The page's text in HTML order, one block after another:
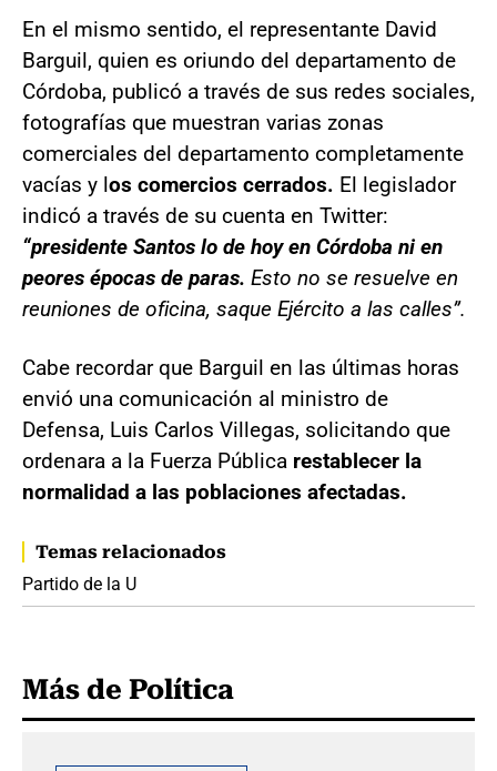
En el mismo sentido, el representante David
Barguil, quien es oriundo del departamento de
Córdoba, publicó a través de sus redes sociales,
fotografías que muestran varias zonas
comerciales del departamento completamente
vacías y los comercios cerrados. El legislador
indicó a través de su cuenta en Twitter:
“presidente Santos lo de hoy en Córdoba ni en
peores épocas de paras. Esto no se resuelve en
reuniones de oficina, saque Ejército a las calles”.
Cabe recordar que Barguil en las últimas horas
envió una comunicación al ministro de
Defensa, Luis Carlos Villegas, solicitando que
ordenara a la Fuerza Pública restablecer la
normalidad a las poblaciones afectadas.
Temas relacionados
Partido de la U
Más de Política